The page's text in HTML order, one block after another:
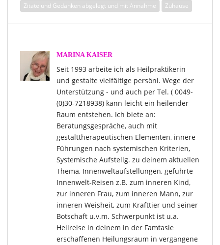
Zitate und Gedanken abgelegt und mit Annahme
Zuhause
MARINA KAISER
Seit 1993 arbeite ich als Heilpraktikerin
und gestalte vielfältige persönl. Wege der
Unterstützung - und auch per Tel. ( 0049-
(0)30-7218938) kann leicht ein heilender
Raum entstehen. Ich biete an:
Beratungsgespräche, auch mit
gestalttherapeutischen Elementen, innere
Führungen nach systemischen Kriterien,
Systemische Aufstellg. zu deinem aktuellen
Thema, Innenweltaufstellungen, geführte
Innenwelt-Reisen z.B. zum inneren Kind,
zur inneren Frau, zum inneren Mann, zur
inneren Weisheit, zum Krafttier und seiner
Botschaft u.v.m. Schwerpunkt ist u.a.
Heilreise in deinem in der Famtasie
erschaffenen Heilungsraum in vergangene